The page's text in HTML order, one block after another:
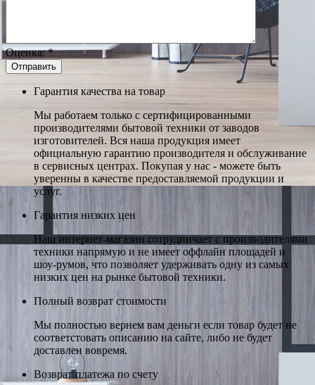
Оценка:*
Гарантия качества на товар
Мы работаем только с сертифицированными
производителями бытовой техники от заводов
изготовителей. Вся наша продукция имеет
официальную гарантию производителя и обслуживание
в сервисных центрах. Покупая у нас - можете быть
уверенны в качестве предоставляемой продукции и
услуг.
Гарантия низких цен
Наш интернет-магазин сотрудничает с производителями
техники напрямую и не имеет оффлайн площадей и
шоу-румов, что позволяет удерживать одну из самых
низких цен на рынке бытовой техники.
Полный возврат стоимости
Мы полностью вернем вам деньги если товар будет не
соответстовать описанию на сайте, либо не будет
доставлен вовремя.
Возврат платежа по счету